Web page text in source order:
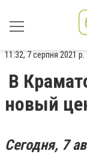
11:32, 7 серпня 2021 р.
В
новый
Сегодня, 7